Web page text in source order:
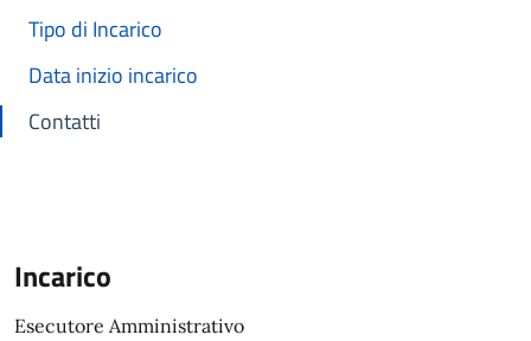
Tipo di Incarico
Data inizio incarico
Contatti
Incarico
Esecutore Amministrativo